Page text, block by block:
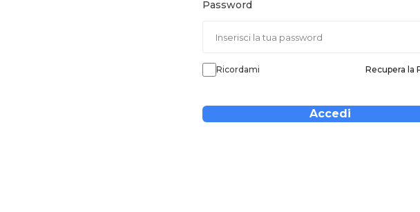
Password
Ricordami Recupera la
Accedi